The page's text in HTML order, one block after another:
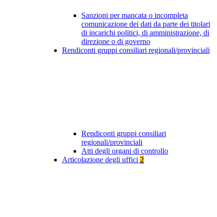
Sanzioni per mancata o incompleta
comunicazione dei dati da parte dei titolari
di incarichi politici, di amministrazione, di
direzione o di governo
Rendiconti gruppi consiliari regionali/provinciali
Rendiconti gruppi consiliari
regionali/provinciali
Atti degli organi di controllo
Articolazione degli uffici 2